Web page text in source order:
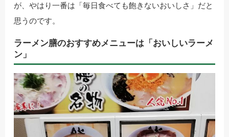
が、やはり一番は「毎日食べても飽きないおいしさ」だと
思うのです。
ラーメン膳のおすすめメニューは「おいしいラーメ
ン」